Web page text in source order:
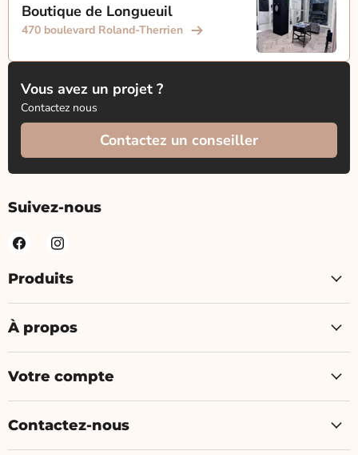
Boutique de Longueuil
470 boulevard Roland-Therrien
Vous avez un projet ?
Contactez nous
Contactez un conseiller
Suivez-nous
Produits
À propos
Votre compte
Contactez-nous